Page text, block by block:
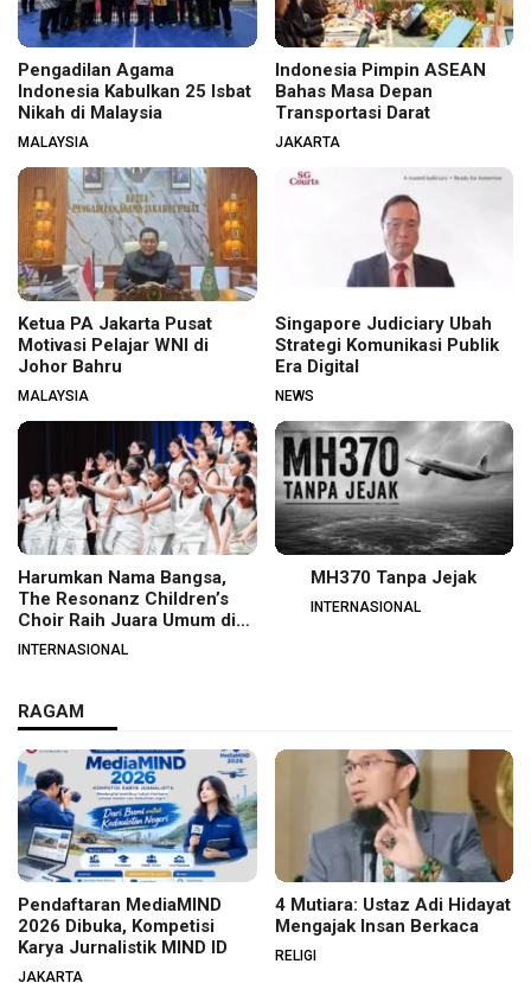
Pengadilan Agama
Indonesia Kabulkan 25 Isbat
Nikah di Malaysia
MALAYSIA
Indonesia Pimpin ASEAN
Bahas Masa Depan
Transportasi Darat
JAKARTA
Ketua PA Jakarta Pusat
Motivasi Pelajar WNI di
Johor Bahru
MALAYSIA
Singapore Judiciary Ubah
Strategi Komunikasi Publik
Era Digital
NEWS
Harumkan Nama Bangsa,
The Resonanz Children’s
Choir Raih Juara Umum di
Hungaria
INTERNASIONAL
MH370 Tanpa Jejak
INTERNASIONAL
RAGAM
Pendaftaran MediaMIND
2026 Dibuka, Kompetisi
Karya Jurnalistik MIND ID
JAKARTA
4 Mutiara: Ustaz Adi Hidayat
Mengajak Insan Berkaca
RELIGI